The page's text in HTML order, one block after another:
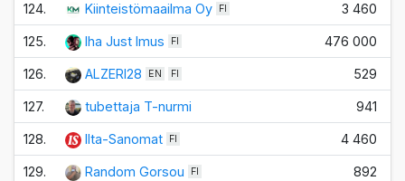
124. Kiinteistömaailma Oy FI 3 460
125. Iha Just Imus FI 476 000
126. ALZERI28 EN FI 529
127. tubettaja T-nurmi 941
128. Ilta-Sanomat FI 4 460
129. Random Gorsou FI 892